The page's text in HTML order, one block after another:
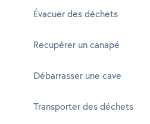
Évacuer des déchets
Recupérer un canapé
Débarrasser une cave
Transporter des déchets